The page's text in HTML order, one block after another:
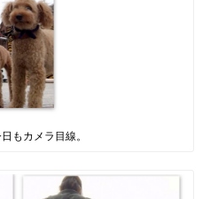
もカメラ目線。